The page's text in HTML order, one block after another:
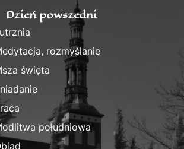
Dzień powszedni
rozmyślanie
święta
południowa